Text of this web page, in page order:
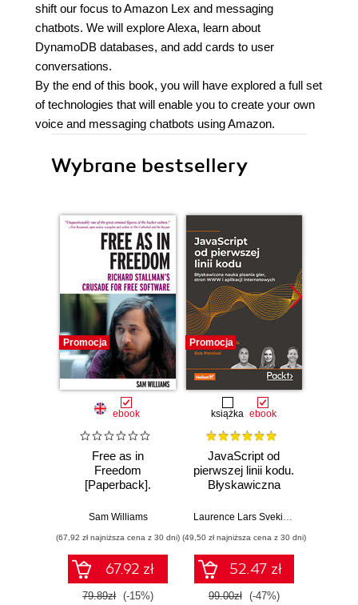
shift our focus to Amazon Lex and messaging
chatbots. We will explore Alexa, learn about
DynamoDB databases, and add cards to user
conversations.
By the end of this book, you will have explored a full set
of technologies that will enable you to create your own
voice and messaging chatbots using Amazon.
Wybrane bestsellery
Promocja
ebook
Free as in
Freedom
[Paperback].
Crusade for Free
Sam Williams
(67,92 zł najniższa cena z 30 dni)
67.92 zł
79.89zł (-15%)
Promocja
książka ebook
JavaScript od
pierwszej linii kodu.
Błyskawiczna
stron WWW i
internetowych
Laurence Lars Svekis
,
(49,50 zł najniższa cena z 30 dni)
52.47 zł
99.00zł (-47%)